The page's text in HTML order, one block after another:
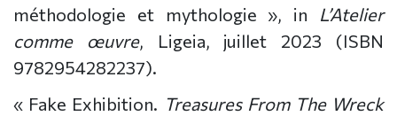
méthodologie et mythologie », in L’Atelier
comme œuvre, Ligeia, juillet 2023 (ISBN
9782954282237).
« Fake Exhibition. Treasures From The Wreck